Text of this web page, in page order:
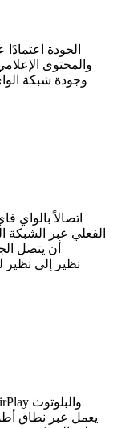
وجودة شبكة
الفعلي عبر الشبكة
أن يتصل